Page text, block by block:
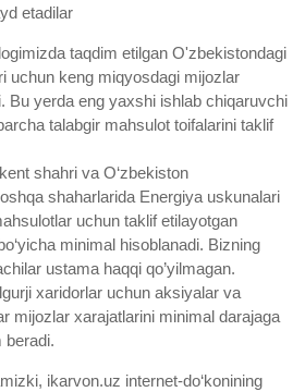
etadilar
taqdim etilgan O'zbekistondagi
uchun keng miqyosdagi mijozlar
Bu yerda eng yaxshi ishlab chiqaruvchi
talabgir mahsulot toifalarini taklif
shahri va O‘zbekiston
shaharlarida Energiya uskunalari
uchun taklif etilayotgan
minimal hisoblanadi. Bizning
ustama haqqi qo’yilmagan.
xaridorlar uchun aksiyalar va
mijozlar xarajatlarini minimal darajaga
beradi.
ikarvon.uz internet-do‘konining